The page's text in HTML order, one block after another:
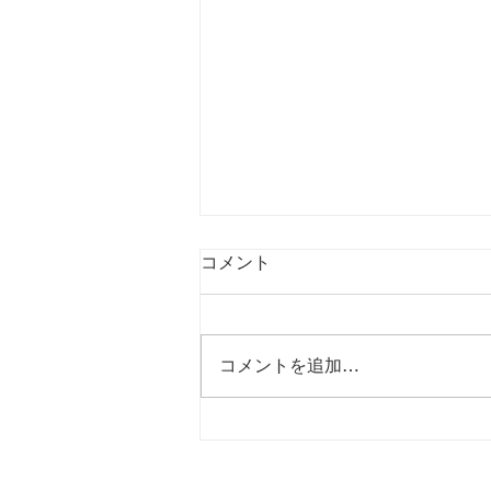
インドネシアトリップ
コメント
コメントを追加…